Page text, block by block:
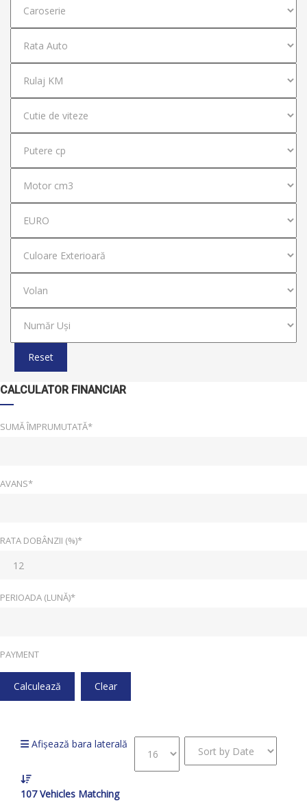
Reset
CALCULATOR FINANCIAR
SUMĂ ÎMPRUMUTATĂ*
AVANS*
RATA DOBÂNZII (%)*
PERIOADA (LUNĂ)*
PAYMENT
Calculează Clear
Afișează bara laterală
107 Vehicles Matching